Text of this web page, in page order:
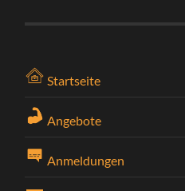
Startseite
Angebote
Anmeldungen